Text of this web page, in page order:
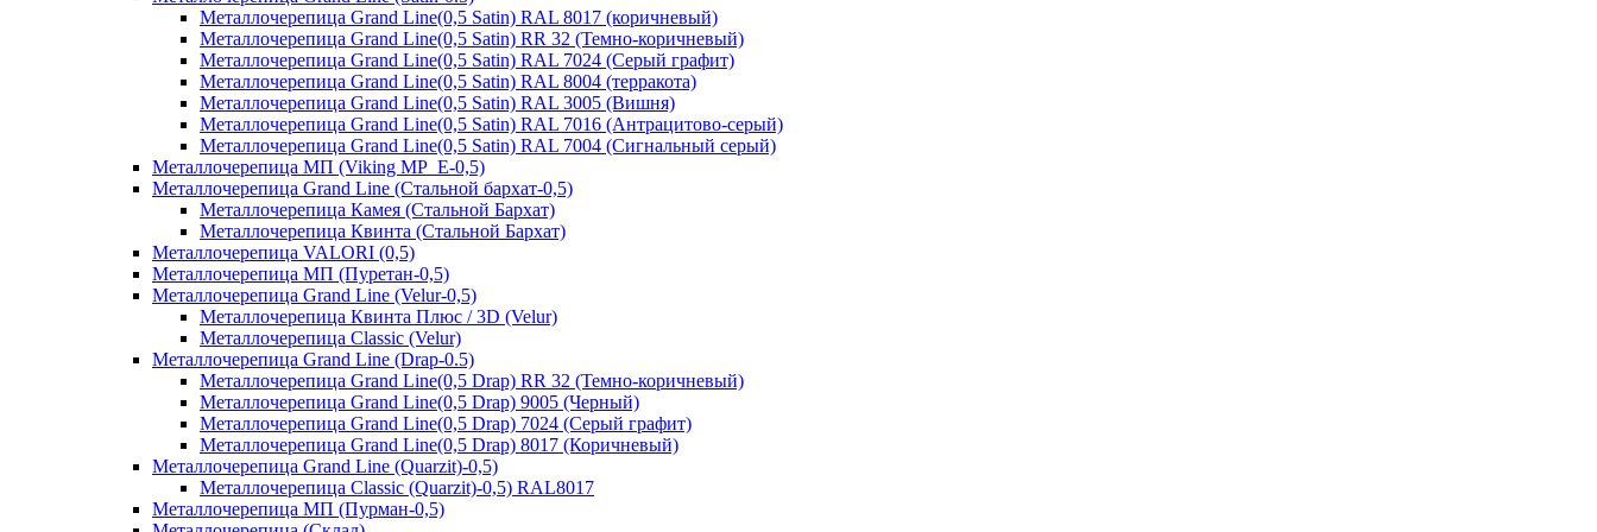
Металлочерепица Grand Line(0,5 Satin) RAL 8017 (коричневый)
Металлочерепица Grand Line(0,5 Satin) RR 32 (Темно-коричневый)
Металлочерепица Grand Line(0,5 Satin) RAL 7024 (Серый графит)
Металлочерепица Grand Line(0,5 Satin) RAL 8004 (терракота)
Металлочерепица Grand Line(0,5 Satin) RAL 3005 (Вишня)
Металлочерепица Grand Line(0,5 Satin) RAL 7016 (Антрацитово-серый)
Металлочерепица Grand Line(0,5 Satin) RAL 7004 (Сигнальный серый)
Металлочерепица МП (Viking MP_E-0,5)
Металлочерепица Grand Line (Стальной бархат-0,5)
Металлочерепица Камея (Стальной Бархат)
Металлочерепица Квинта (Стальной Бархат)
Металлочерепица VALORI (0,5)
Металлочерепица МП (Пуретан-0,5)
Металлочерепица Grand Line (Velur-0,5)
Металлочерепица Квинта Плюс / 3D (Velur)
Металлочерепица Classic (Velur)
Металлочерепица Grand Line (Drap-0.5)
Металлочерепица Grand Line(0,5 Drap) RR 32 (Темно-коричневый)
Металлочерепица Grand Line(0,5 Drap) 9005 (Черный)
Металлочерепица Grand Line(0,5 Drap) 7024 (Серый графит)
Металлочерепица Grand Line(0,5 Drap) 8017 (Коричневый)
Металлочерепица Grand Line (Quarzit)-0,5)
Металлочерепица Classic (Quarzit)-0,5) RAL8017
Металлочерепица МП (Пурман-0,5)